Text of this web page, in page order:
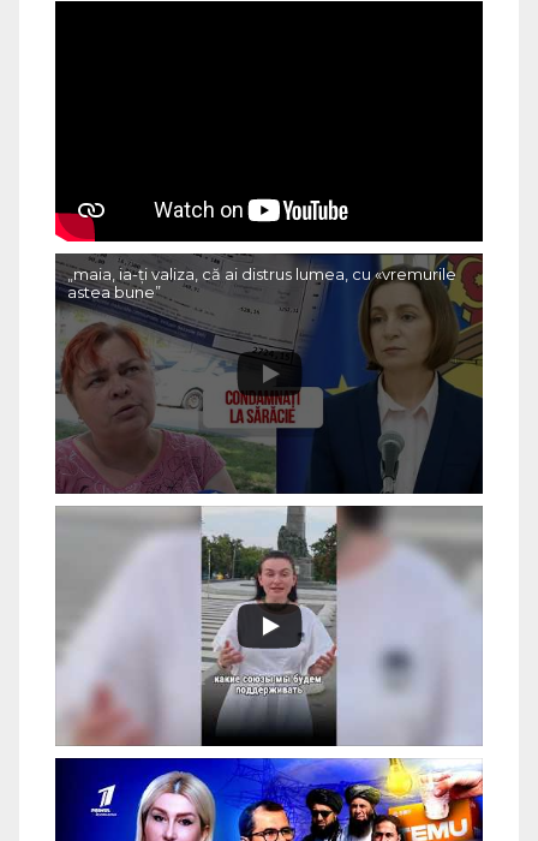
„maia, ia-ți valiza, că ai distrus lumea, cu «vremurile
astea bune”